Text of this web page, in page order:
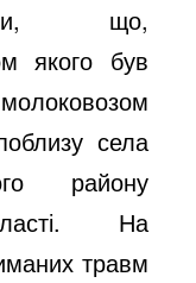
що,
якого був
села
району
На
травм